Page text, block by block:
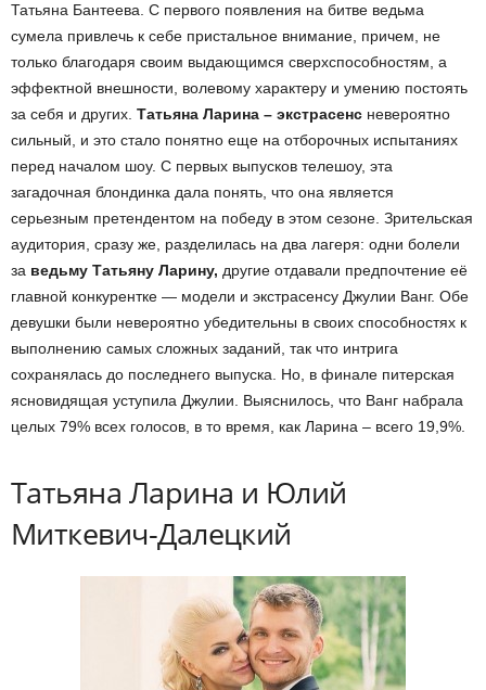
Татьяна Бантеева. С первого появления на битве ведьма
сумела привлечь к себе пристальное внимание, причем, не
только благодаря своим выдающимся сверхспособностям, а
эффектной внешности, волевому характеру и умению постоять
за себя и других. Татьяна Ларина – экстрасенс невероятно
сильный, и это стало понятно еще на отборочных испытаниях
перед началом шоу. С первых выпусков телешоу, эта
загадочная блондинка дала понять, что она является
серьезным претендентом на победу в этом сезоне. Зрительская
аудитория, сразу же, разделилась на два лагеря: одни болели
за ведьму Татьяну Ларину, другие отдавали предпочтение её
главной конкурентке — модели и экстрасенсу Джулии Ванг. Обе
девушки были невероятно убедительны в своих способностях к
выполнению самых сложных заданий, так что интрига
сохранялась до последнего выпуска. Но, в финале питерская
ясновидящая уступила Джулии. Выяснилось, что Ванг набрала
целых 79% всех голосов, в то время, как Ларина – всего 19,9%.
Татьяна Ларина и Юлий
Миткевич-Далецкий